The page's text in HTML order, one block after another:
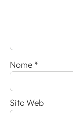
Nome *
Sito Web